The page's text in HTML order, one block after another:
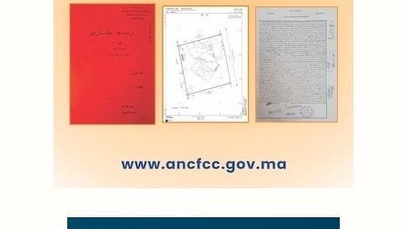
LODJ AUDIO
WEB RADIO R212
Copyright © 2022 Groupe de presse Arrissala
Ce site utilise Google Analytics. En continuant à naviguer, vous nous
autorisez à déposer un cookie à des fins de mesure d'audience
Plan du site| Syndication